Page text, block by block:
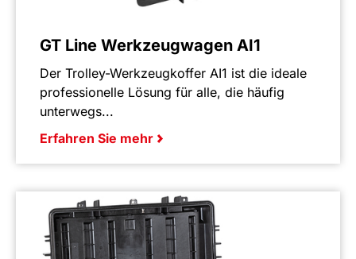
GT Line Werkzeugwagen AI1
Der Trolley-Werkzeugkoffer AI1 ist die ideale
professionelle Lösung für alle, die häufig
unterwegs...
Erfahren Sie mehr